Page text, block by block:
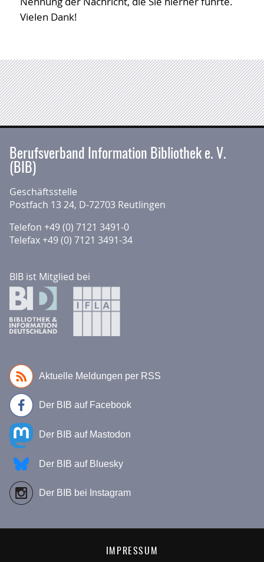
Vielen Dank!
IMPRESSUM
BIB ist Mitglied bei
Berufsverband Information Bibliothek e. V.
(BIB)
Geschäftsstelle
Postfach 13 24, D-72703 Reutlingen
Telefon +49 (0) 7121 3491-0
Telefax +49 (0) 7121 3491-34
Aktuelle Meldungen per RSS
Der BIB auf Facebook
Der BIB auf Mastodon
Der BIB auf Bluesky
Der BIB bei Instagram